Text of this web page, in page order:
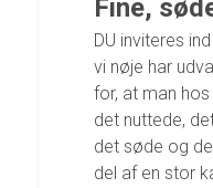
Fine,
DU inviteres
vi nøje har
for, at man
det nuttede,
det søde og
del af en stor